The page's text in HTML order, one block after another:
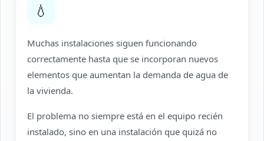
💧
Muchas instalaciones siguen funcionando
correctamente hasta que se incorporan nuevos
elementos que aumentan la demanda de agua de
la vivienda.
El problema no siempre está en el equipo recién
instalado, sino en una instalación que quizá no